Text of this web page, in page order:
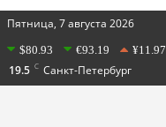
Пятница, 7 августа 2026
$80.93 €93.19 ¥11.97
19.5 C Санкт-Петербург